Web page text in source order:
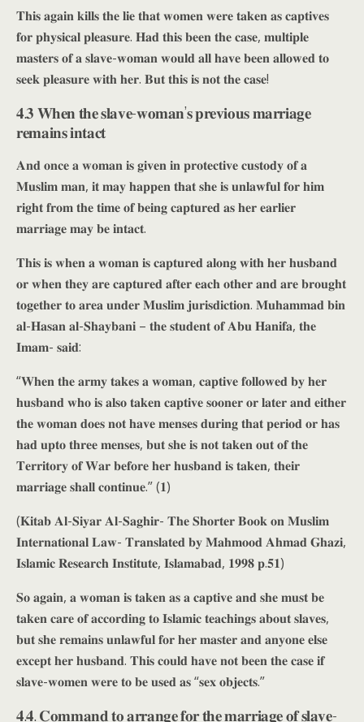
𝐓𝐡𝐢𝐬 𝐚𝐠𝐚𝐢𝐧 𝐤𝐢𝐥𝐥𝐬 𝐭𝐡𝐞 𝐥𝐢𝐞 𝐭𝐡𝐚𝐭 𝐰𝐨𝐦𝐞𝐧 𝐰𝐞𝐫𝐞 𝐭𝐚𝐤𝐞𝐧 𝐚𝐬 𝐜𝐚𝐩𝐭𝐢𝐯𝐞𝐬
𝐟𝐨𝐫 𝐩𝐡𝐲𝐬𝐢𝐜𝐚𝐥 𝐩𝐥𝐞𝐚𝐬𝐮𝐫𝐞. 𝐇𝐚𝐝 𝐭𝐡𝐢𝐬 𝐛𝐞𝐞𝐧 𝐭𝐡𝐞 𝐜𝐚𝐬𝐞, 𝐦𝐮𝐥𝐭𝐢𝐩𝐥𝐞
𝐦𝐚𝐬𝐭𝐞𝐫𝐬 𝐨𝐟 𝐚 𝐬𝐥𝐚𝐯𝐞-𝐰𝐨𝐦𝐚𝐧 𝐰𝐨𝐮𝐥𝐝 𝐚𝐥𝐥 𝐡𝐚𝐯𝐞 𝐛𝐞𝐞𝐧 𝐚𝐥𝐥𝐨𝐰𝐞𝐝 𝐭𝐨
𝐬𝐞𝐞𝐤 𝐩𝐥𝐞𝐚𝐬𝐮𝐫𝐞 𝐰𝐢𝐭𝐡 𝐡𝐞𝐫. 𝐁𝐮𝐭 𝐭𝐡𝐢𝐬 𝐢𝐬 𝐧𝐨𝐭 𝐭𝐡𝐞 𝐜𝐚𝐬𝐞!
𝟒.𝟑 𝐖𝐡𝐞𝐧 𝐭𝐡𝐞 𝐬𝐥𝐚𝐯𝐞-𝐰𝐨𝐦𝐚𝐧’𝐬 𝐩𝐫𝐞𝐯𝐢𝐨𝐮𝐬 𝐦𝐚𝐫𝐫𝐢𝐚𝐠𝐞
𝐫𝐞𝐦𝐚𝐢𝐧𝐬 𝐢𝐧𝐭𝐚𝐜𝐭
𝐀𝐧𝐝 𝐨𝐧𝐜𝐞 𝐚 𝐰𝐨𝐦𝐚𝐧 𝐢𝐬 𝐠𝐢𝐯𝐞𝐧 𝐢𝐧 𝐩𝐫𝐨𝐭𝐞𝐜𝐭𝐢𝐯𝐞 𝐜𝐮𝐬𝐭𝐨𝐝𝐲 𝐨𝐟 𝐚
𝐌𝐮𝐬𝐥𝐢𝐦 𝐦𝐚𝐧, 𝐢𝐭 𝐦𝐚𝐲 𝐡𝐚𝐩𝐩𝐞𝐧 𝐭𝐡𝐚𝐭 𝐬𝐡𝐞 𝐢𝐬 𝐮𝐧𝐥𝐚𝐰𝐟𝐮𝐥 𝐟𝐨𝐫 𝐡𝐢𝐦
𝐫𝐢𝐠𝐡𝐭 𝐟𝐫𝐨𝐦 𝐭𝐡𝐞 𝐭𝐢𝐦𝐞 𝐨𝐟 𝐛𝐞𝐢𝐧𝐠 𝐜𝐚𝐩𝐭𝐮𝐫𝐞𝐝 𝐚𝐬 𝐡𝐞𝐫 𝐞𝐚𝐫𝐥𝐢𝐞𝐫
𝐦𝐚𝐫𝐫𝐢𝐚𝐠𝐞 𝐦𝐚𝐲 𝐛𝐞 𝐢𝐧𝐭𝐚𝐜𝐭.
𝐓𝐡𝐢𝐬 𝐢𝐬 𝐰𝐡𝐞𝐧 𝐚 𝐰𝐨𝐦𝐚𝐧 𝐢𝐬 𝐜𝐚𝐩𝐭𝐮𝐫𝐞𝐝 𝐚𝐥𝐨𝐧𝐠 𝐰𝐢𝐭𝐡 𝐡𝐞𝐫 𝐡𝐮𝐬𝐛𝐚𝐧𝐝
𝐨𝐫 𝐰𝐡𝐞𝐧 𝐭𝐡𝐞𝐲 𝐚𝐫𝐞 𝐜𝐚𝐩𝐭𝐮𝐫𝐞𝐝 𝐚𝐟𝐭𝐞𝐫 𝐞𝐚𝐜𝐡 𝐨𝐭𝐡𝐞𝐫 𝐚𝐧𝐝 𝐚𝐫𝐞 𝐛𝐫𝐨𝐮𝐠𝐡𝐭
𝐭𝐨𝐠𝐞𝐭𝐡𝐞𝐫 𝐭𝐨 𝐚𝐫𝐞𝐚 𝐮𝐧𝐝𝐞𝐫 𝐌𝐮𝐬𝐥𝐢𝐦 𝐣𝐮𝐫𝐢𝐬𝐝𝐢𝐜𝐭𝐢𝐨𝐧. 𝐌𝐮𝐡𝐚𝐦𝐦𝐚𝐝 𝐛𝐢𝐧
𝐚𝐥-𝐇𝐚𝐬𝐚𝐧 𝐚𝐥-𝐒𝐡𝐚𝐲𝐛𝐚𝐧𝐢 – 𝐭𝐡𝐞 𝐬𝐭𝐮𝐝𝐞𝐧𝐭 𝐨𝐟 𝐀𝐛𝐮 𝐇𝐚𝐧𝐢𝐟𝐚, 𝐭𝐡𝐞
𝐈𝐦𝐚𝐦- 𝐬𝐚𝐢𝐝:
“𝐖𝐡𝐞𝐧 𝐭𝐡𝐞 𝐚𝐫𝐦𝐲 𝐭𝐚𝐤𝐞𝐬 𝐚 𝐰𝐨𝐦𝐚𝐧, 𝐜𝐚𝐩𝐭𝐢𝐯𝐞 𝐟𝐨𝐥𝐥𝐨𝐰𝐞𝐝 𝐛𝐲 𝐡𝐞𝐫
𝐡𝐮𝐬𝐛𝐚𝐧𝐝 𝐰𝐡𝐨 𝐢𝐬 𝐚𝐥𝐬𝐨 𝐭𝐚𝐤𝐞𝐧 𝐜𝐚𝐩𝐭𝐢𝐯𝐞 𝐬𝐨𝐨𝐧𝐞𝐫 𝐨𝐫 𝐥𝐚𝐭𝐞𝐫 𝐚𝐧𝐝 𝐞𝐢𝐭𝐡𝐞𝐫
𝐭𝐡𝐞 𝐰𝐨𝐦𝐚𝐧 𝐝𝐨𝐞𝐬 𝐧𝐨𝐭 𝐡𝐚𝐯𝐞 𝐦𝐞𝐧𝐬𝐞𝐬 𝐝𝐮𝐫𝐢𝐧𝐠 𝐭𝐡𝐚𝐭 𝐩𝐞𝐫𝐢𝐨𝐝 𝐨𝐫 𝐡𝐚𝐬
𝐡𝐚𝐝 𝐮𝐩𝐭𝐨 𝐭𝐡𝐫𝐞𝐞 𝐦𝐞𝐧𝐬𝐞𝐬, 𝐛𝐮𝐭 𝐬𝐡𝐞 𝐢𝐬 𝐧𝐨𝐭 𝐭𝐚𝐤𝐞𝐧 𝐨𝐮𝐭 𝐨𝐟 𝐭𝐡𝐞
𝐓𝐞𝐫𝐫𝐢𝐭𝐨𝐫𝐲 𝐨𝐟 𝐖𝐚𝐫 𝐛𝐞𝐟𝐨𝐫𝐞 𝐡𝐞𝐫 𝐡𝐮𝐬𝐛𝐚𝐧𝐝 𝐢𝐬 𝐭𝐚𝐤𝐞𝐧, 𝐭𝐡𝐞𝐢𝐫
𝐦𝐚𝐫𝐫𝐢𝐚𝐠𝐞 𝐬𝐡𝐚𝐥𝐥 𝐜𝐨𝐧𝐭𝐢𝐧𝐮𝐞.” (𝟏)
(𝐊𝐢𝐭𝐚𝐛 𝐀𝐥-𝐒𝐢𝐲𝐚𝐫 𝐀𝐥-𝐒𝐚𝐠𝐡𝐢𝐫- 𝐓𝐡𝐞 𝐒𝐡𝐨𝐫𝐭𝐞𝐫 𝐁𝐨𝐨𝐤 𝐨𝐧 𝐌𝐮𝐬𝐥𝐢𝐦
𝐈𝐧𝐭𝐞𝐫𝐧𝐚𝐭𝐢𝐨𝐧𝐚𝐥 𝐋𝐚𝐰- 𝐓𝐫𝐚𝐧𝐬𝐥𝐚𝐭𝐞𝐝 𝐛𝐲 𝐌𝐚𝐡𝐦𝐨𝐨𝐝 𝐀𝐡𝐦𝐚𝐝 𝐆𝐡𝐚𝐳𝐢,
𝐈𝐬𝐥𝐚𝐦𝐢𝐜 𝐑𝐞𝐬𝐞𝐚𝐫𝐜𝐡 𝐈𝐧𝐬𝐭𝐢𝐭𝐮𝐭𝐞, 𝐈𝐬𝐥𝐚𝐦𝐚𝐛𝐚𝐝, 𝟏𝟗𝟗𝟖 𝐩.𝟓𝟏)
𝐒𝐨 𝐚𝐠𝐚𝐢𝐧, 𝐚 𝐰𝐨𝐦𝐚𝐧 𝐢𝐬 𝐭𝐚𝐤𝐞𝐧 𝐚𝐬 𝐚 𝐜𝐚𝐩𝐭𝐢𝐯𝐞 𝐚𝐧𝐝 𝐬𝐡𝐞 𝐦𝐮𝐬𝐭 𝐛𝐞
𝐭𝐚𝐤𝐞𝐧 𝐜𝐚𝐫𝐞 𝐨𝐟 𝐚𝐜𝐜𝐨𝐫𝐝𝐢𝐧𝐠 𝐭𝐨 𝐈𝐬𝐥𝐚𝐦𝐢𝐜 𝐭𝐞𝐚𝐜𝐡𝐢𝐧𝐠𝐬 𝐚𝐛𝐨𝐮𝐭 𝐬𝐥𝐚𝐯𝐞𝐬,
𝐛𝐮𝐭 𝐬𝐡𝐞 𝐫𝐞𝐦𝐚𝐢𝐧𝐬 𝐮𝐧𝐥𝐚𝐰𝐟𝐮𝐥 𝐟𝐨𝐫 𝐡𝐞𝐫 𝐦𝐚𝐬𝐭𝐞𝐫 𝐚𝐧𝐝 𝐚𝐧𝐲𝐨𝐧𝐞 𝐞𝐥𝐬𝐞
𝐞𝐱𝐜𝐞𝐩𝐭 𝐡𝐞𝐫 𝐡𝐮𝐬𝐛𝐚𝐧𝐝. 𝐓𝐡𝐢𝐬 𝐜𝐨𝐮𝐥𝐝 𝐡𝐚𝐯𝐞 𝐧𝐨𝐭 𝐛𝐞𝐞𝐧 𝐭𝐡𝐞 𝐜𝐚𝐬𝐞 𝐢𝐟
𝐬𝐥𝐚𝐯𝐞-𝐰𝐨𝐦𝐞𝐧 𝐰𝐞𝐫𝐞 𝐭𝐨 𝐛𝐞 𝐮𝐬𝐞𝐝 𝐚𝐬 “𝐬𝐞𝐱 𝐨𝐛𝐣𝐞𝐜𝐭𝐬.”
𝟒.𝟒. 𝐂𝐨𝐦𝐦𝐚𝐧𝐝 𝐭𝐨 𝐚𝐫𝐫𝐚𝐧𝐠𝐞 𝐟𝐨𝐫 𝐭𝐡𝐞 𝐦𝐚𝐫𝐫𝐢𝐚𝐠𝐞 𝐨𝐟 𝐬𝐥𝐚𝐯𝐞-